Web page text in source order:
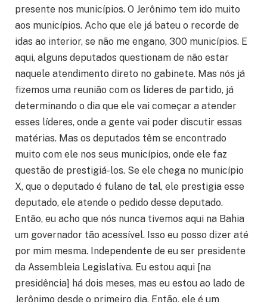
presente nos municípios. O Jerônimo tem ido muito
aos municípios. Acho que ele já bateu o recorde de
idas ao interior, se não me engano, 300 municípios. E
aqui, alguns deputados questionam de não estar
naquele atendimento direto no gabinete. Mas nós já
fizemos uma reunião com os líderes de partido, já
determinando o dia que ele vai começar a atender
esses líderes, onde a gente vai poder discutir essas
matérias. Mas os deputados têm se encontrado
muito com ele nos seus municípios, onde ele faz
questão de prestigiá-los. Se ele chega no município
X, que o deputado é fulano de tal, ele prestigia esse
deputado, ele atende o pedido desse deputado.
Então, eu acho que nós nunca tivemos aqui na Bahia
um governador tão acessível. Isso eu posso dizer até
por mim mesma. Independente de eu ser presidente
da Assembleia Legislativa. Eu estou aqui [na
presidência] há dois meses, mas eu estou ao lado de
Jerônimo desde o primeiro dia. Então, ele é um